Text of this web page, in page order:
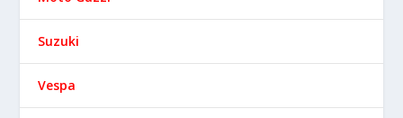
Suzuki
Vespa